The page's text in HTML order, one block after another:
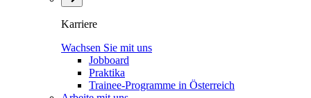
Karriere
Wachsen Sie mit uns
Jobboard
Praktika
Trainee-Programme in Österreich